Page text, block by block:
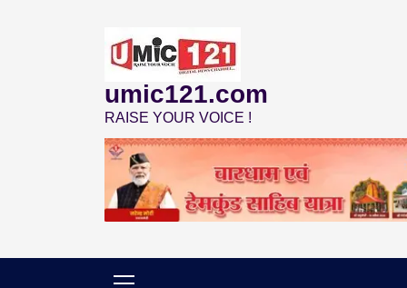
umic121.com
RAISE YOUR VOICE !